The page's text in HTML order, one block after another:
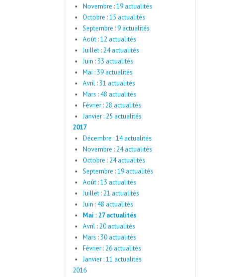
Novembre : 19 actualités
Octobre : 15 actualités
Septembre : 9 actualités
Août : 12 actualités
Juillet : 24 actualités
Juin : 33 actualités
Mai : 39 actualités
Avril : 31 actualités
Mars : 48 actualités
Février : 28 actualités
Janvier : 25 actualités
2017
Décembre : 14 actualités
Novembre : 24 actualités
Octobre : 24 actualités
Septembre : 19 actualités
Août : 13 actualités
Juillet : 21 actualités
Juin : 48 actualités
Mai : 27 actualités
Avril : 20 actualités
Mars : 30 actualités
Février : 26 actualités
Janvier : 11 actualités
2016